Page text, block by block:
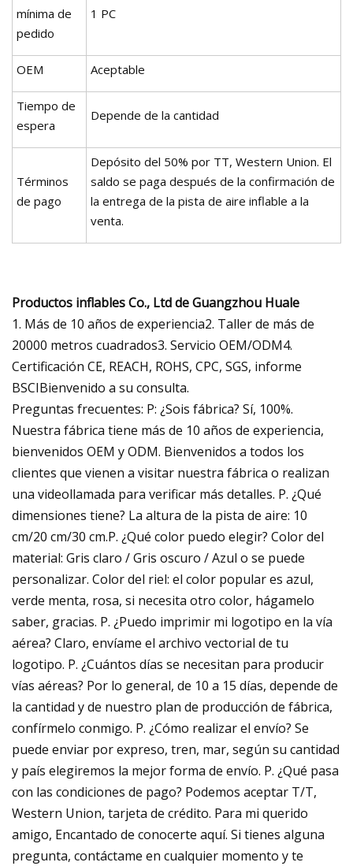
mínima de
pedido
1 PC
OEM Aceptable
Tiempo de
espera
Depende de la cantidad
Términos
de pago
Depósito del 50% por TT, Western Union. El
saldo se paga después de la confirmación de
la entrega de la pista de aire inflable a la
venta.
Productos inflables Co., Ltd de Guangzhou Huale
1. Más de 10 años de experiencia2. Taller de más de
20000 metros cuadrados3. Servicio OEM/ODM4.
Certificación CE, REACH, ROHS, CPC, SGS, informe
BSCIBienvenido a su consulta.
Preguntas frecuentes: P: ¿Sois fábrica? Sí, 100%.
Nuestra fábrica tiene más de 10 años de experiencia,
bienvenidos OEM y ODM. Bienvenidos a todos los
clientes que vienen a visitar nuestra fábrica o realizan
una videollamada para verificar más detalles. P. ¿Qué
dimensiones tiene? La altura de la pista de aire: 10
cm/20 cm/30 cm.P. ¿Qué color puedo elegir? Color del
material: Gris claro / Gris oscuro / Azul o se puede
personalizar. Color del riel: el color popular es azul,
verde menta, rosa, si necesita otro color, hágamelo
saber, gracias. P. ¿Puedo imprimir mi logotipo en la vía
aérea? Claro, envíame el archivo vectorial de tu
logotipo. P. ¿Cuántos días se necesitan para producir
vías aéreas? Por lo general, de 10 a 15 días, depende de
la cantidad y de nuestro plan de producción de fábrica,
confírmelo conmigo. P. ¿Cómo realizar el envío? Se
puede enviar por expreso, tren, mar, según su cantidad
y país elegiremos la mejor forma de envío. P. ¿Qué pasa
con las condiciones de pago? Podemos aceptar T/T,
Western Union, tarjeta de crédito. Para mi querido
amigo, Encantado de conocerte aquí. Si tienes alguna
pregunta, contáctame en cualquier momento y te